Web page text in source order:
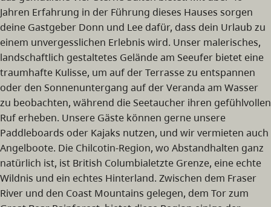
Jahren Erfahrung in der Führung dieses Hauses sorgen
deine Gastgeber Donn und Lee dafür, dass dein Urlaub zu
einem unvergesslichen Erlebnis wird. Unser malerisches,
landschaftlich gestaltetes Gelände am Seeufer bietet eine
traumhafte Kulisse, um auf der Terrasse zu entspannen
oder den Sonnenuntergang auf der Veranda am Wasser
zu beobachten, während die Seetaucher ihren gefühlvollen
Ruf erheben. Unsere Gäste können gerne unsere
Paddleboards oder Kajaks nutzen, und wir vermieten auch
Angelboote. Die Chilcotin-Region, wo Abstandhalten ganz
natürlich ist, ist British Columbialetzte Grenze, eine echte
Wildnis und ein echtes Hinterland. Zwischen dem Fraser
River und den Coast Mountains gelegen, dem Tor zum